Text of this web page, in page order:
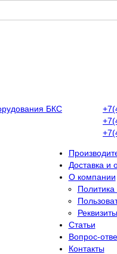
Доставка и
О компании
Реквизиты
Статьи
Вопрос-
Контакты